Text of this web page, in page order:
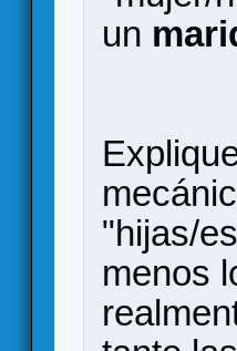
un
"hijas/
menos